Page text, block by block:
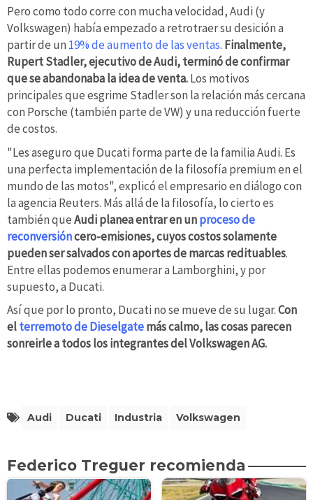
Pero como todo corre con mucha velocidad, Audi (y
Volkswagen) había empezado a retrotraer su desición a
partir de un 19% de aumento de las ventas. Finalmente,
Rupert Stadler, ejecutivo de Audi, terminó de confirmar
que se abandonaba la idea de venta.Los motivos
principales que esgrime Stadler son la relación más cercana
con Porsche (también parte de VW) y una reducción fuerte
de costos.
"Les aseguro que Ducati forma parte de la familia Audi. Es
una perfecta implementación de la filosofía premium en el
mundo de las motos", explicó el empresario en diálogo con
la agencia Reuters. Más allá de la filosofía, lo cierto es
también queAudi planea entrar en unproceso de
reconversióncero-emisiones, cuyos costos solamente
pueden ser salvados con aportes de marcas redituables.
Entre ellas podemos enumerar a Lamborghini, y por
supuesto, a Ducati.
Así que por lo pronto, Ducati no se mueve de su lugar.Con
elterremoto de Dieselgatemás calmo, las cosas parecen
sonreirle a todos los integrantes del Volkswagen AG.
Audi Ducati Industria Volkswagen
Federico Treguer recomienda